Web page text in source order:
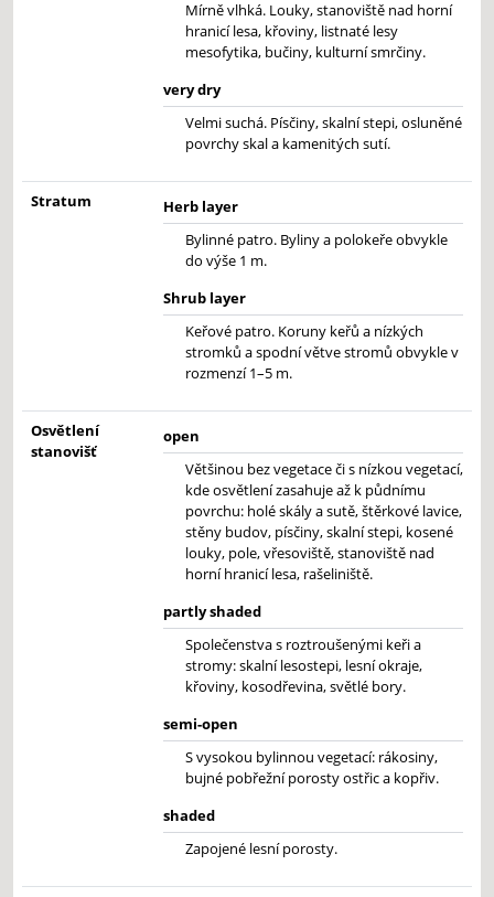
Mírně vlhká. Louky, stanoviště nad horní
hranicí lesa, křoviny, listnaté lesy
mesofytika, bučiny, kulturní smrčiny.
very dry
Velmi suchá. Písčiny, skalní stepi, osluněné
povrchy skal a kamenitých sutí.
Stratum
Herb layer
Bylinné patro. Byliny a polokeře obvykle
do výše 1 m.
Shrub layer
Keřové patro. Koruny keřů a nízkých
stromků a spodní větve stromů obvykle v
rozmenzí 1–5 m.
Osvětlení
stanovišť
open
Většinou bez vegetace či s nízkou vegetací,
kde osvětlení zasahuje až k půdnímu
povrchu: holé skály a sutě, štěrkové lavice,
stěny budov, písčiny, skalní stepi, kosené
louky, pole, vřesoviště, stanoviště nad
horní hranicí lesa, rašeliniště.
partly shaded
Společenstva s roztroušenými keři a
stromy: skalní lesostepi, lesní okraje,
křoviny, kosodřevina, světlé bory.
semi-open
S vysokou bylinnou vegetací: rákosiny,
bujné pobřežní porosty ostřic a kopřiv.
shaded
Zapojené lesní porosty.